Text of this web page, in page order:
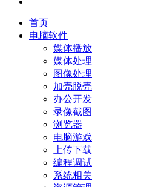
首页
电脑软件
媒体播放
媒体处理
图像处理
加壳脱壳
办公开发
录像截图
浏览器
电脑游戏
上传下载
编程调试
系统相关